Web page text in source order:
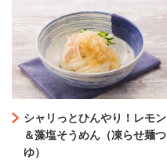
シャリっとひんやり！レモン
＆藻塩そうめん（凍らせ麺つ
ゆ）